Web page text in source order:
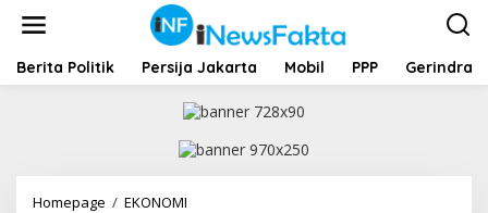
t
Berita Politik Persija Jakarta Mobil PPP Gerindra
Homepage / EKONOMI